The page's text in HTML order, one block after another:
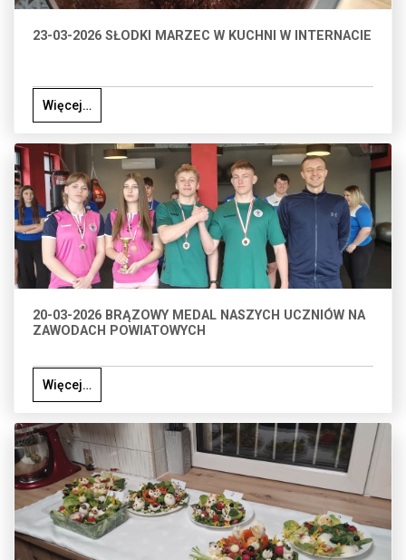
23-03-2026 SŁODKI MARZEC W KUCHNI W INTERNACIE
Więcej…
20-03-2026 BRĄZOWY MEDAL NASZYCH UCZNIÓW NA
ZAWODACH POWIATOWYCH
Więcej…